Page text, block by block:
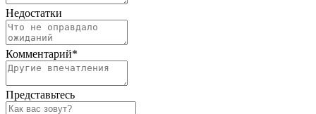
Недостатки
Комментарий*
Представьтесь